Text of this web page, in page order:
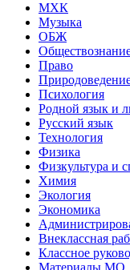
МХК
Музыка
ОБЖ
Право
Психология
Родной язык и
Русский язык
Технология
Физика
Физкультура и
Химия
Экология
Экономика
Внеклассная
Классное
Материалы МО